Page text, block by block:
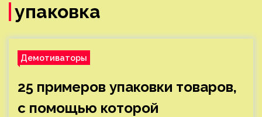
упаковка
Демотиваторы
25 примеров упаковки товаров,
с помощью которой